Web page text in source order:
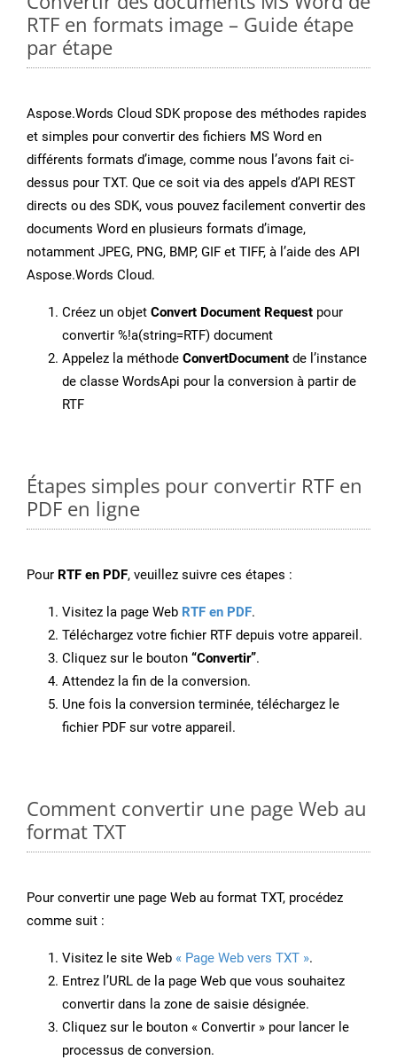
RTF en formats image – Guide étape
par étape
Aspose.Words Cloud SDK propose des méthodes rapides
et simples pour convertir des fichiers MS Word en
différents formats d’image, comme nous l’avons fait ci-
dessus pour TXT. Que ce soit via des appels d’API REST
directs ou des SDK, vous pouvez facilement convertir des
documents Word en plusieurs formats d’image,
notamment JPEG, PNG, BMP, GIF et TIFF, à l’aide des API
Aspose.Words Cloud.
Créez un objet Convert Document Request pour
convertir %!a(string=RTF) document
Appelez la méthode ConvertDocument de l’instance
de classe WordsApi pour la conversion à partir de
RTF
Étapes simples pour convertir RTF en
PDF en ligne
Pour RTF en PDF, veuillez suivre ces étapes :
Visitez la page Web RTF en PDF.
Téléchargez votre fichier RTF depuis votre appareil.
Cliquez sur le bouton “Convertir”.
Attendez la fin de la conversion.
Une fois la conversion terminée, téléchargez le
fichier PDF sur votre appareil.
Comment convertir une page Web au
format TXT
Pour convertir une page Web au format TXT, procédez
comme suit :
Visitez le site Web « Page Web vers TXT ».
Entrez l’URL de la page Web que vous souhaitez
convertir dans la zone de saisie désignée.
Cliquez sur le bouton « Convertir » pour lancer le
processus de conversion.